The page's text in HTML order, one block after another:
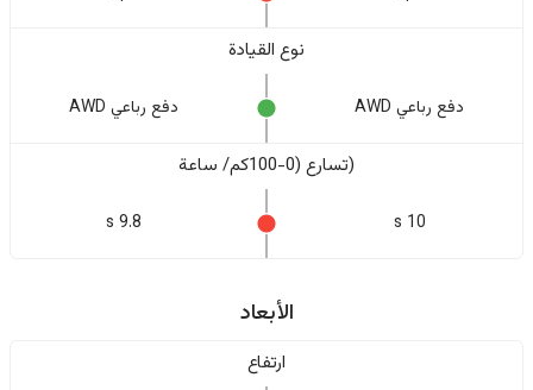
نوع القيادة
دفع رباعي AWD دفع رباعي AWD
(تسارع (0-100كم/ ساعة
10 s
9.8 s
الأبعاد
ارتفاع